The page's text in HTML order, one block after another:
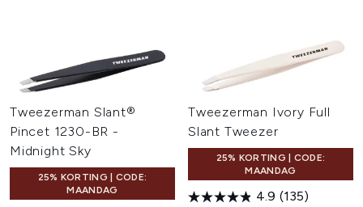
Tweezerman Slant®
Pincet 1230-BR -
Midnight Sky
25% KORTING | CODE:
MAANDAG
Tweezerman Ivory Full
Slant Tweezer
25% KORTING | CODE:
MAANDAG
4.9 (135)